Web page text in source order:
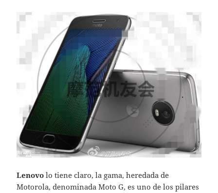
Lenovo lo tiene claro, la gama, heredada de
Motorola, denominada Moto G, es uno de los pilares